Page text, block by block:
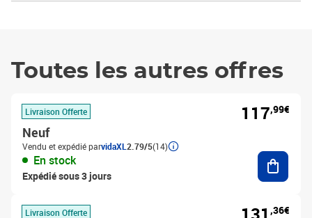
Toutes les autres offres
Livraison Offerte
Neuf
Vendu et expédié parvidaXL 2.79/5(14)
En stock
Expédié sous 3 jours
117,99€
Livraison Offerte ,36€